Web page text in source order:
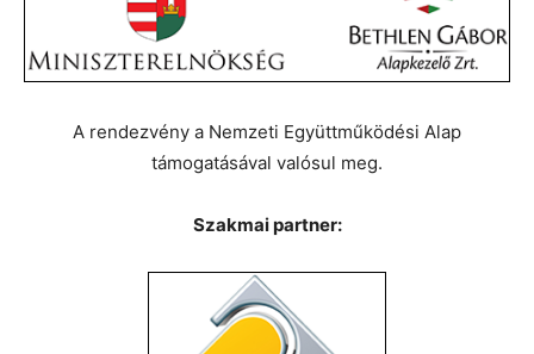
A rendezvény a Nemzeti Együttműködési Alap
támogatásával valósul meg.
Szakmai partner: